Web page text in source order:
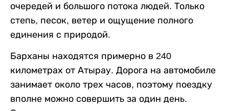
очередей и большого потока людей. Только
степь, песок, ветер и ощущение полного
единения с природой.
Барханы находятся примерно в 240
километрах от Атырау. Дорога на автомобиле
занимает около трех часов, поэтому поездку
вполне можно совершить за один день.